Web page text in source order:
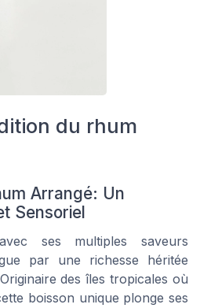
du rhum
Arrangé: Un
Sensoriel
ses multiples saveurs
par une richesse héritée
des îles tropicales où
boisson unique plonge ses